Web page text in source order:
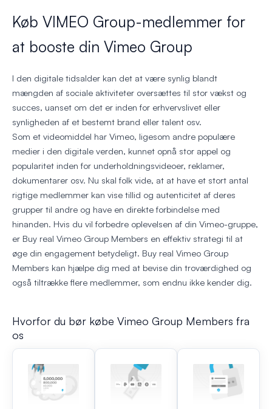
Køb VIMEO Group-medlemmer for
at booste din Vimeo Group
I den digitale tidsalder kan det at være synlig blandt
mængden af sociale aktiviteter oversættes til stor vækst og
succes, uanset om det er inden for erhvervslivet eller
synligheden af et bestemt brand eller talent osv.
Som et videomiddel har Vimeo, ligesom andre populære
medier i den digitale verden, kunnet opnå stor appel og
popularitet inden for underholdningsvideoer, reklamer,
dokumentarer osv. Nu skal folk vide, at at have et stort antal
rigtige medlemmer kan vise tillid og autenticitet af deres
grupper til andre og have en direkte forbindelse med
hinanden. Hvis du vil forbedre oplevelsen af din Vimeo-gruppe,
er Buy real Vimeo Group Members en effektiv strategi til at
øge din engagement betydeligt. Buy real Vimeo Group
Members kan hjælpe dig med at bevise din troværdighed og
også tiltrække flere medlemmer, som endnu ikke kender dig.
Hvorfor du bør købe Vimeo Group Members fra
os